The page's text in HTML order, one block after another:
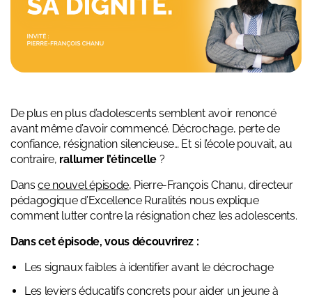
De plus en plus d’adolescents semblent avoir renoncé
avant même d’avoir commencé. Décrochage, perte de
confiance, résignation silencieuse… Et si l’école pouvait, au
contraire, rallumer l’étincelle ?
Dansce nouvel épisode, Pierre-François Chanu, directeur
pédagogique d’Excellence Ruralités nous explique
comment lutter contre la résignation chez les adolescents.
Dans cet épisode, vous découvrirez :
Les signaux faibles à identifier avant le décrochage
Les leviers éducatifs concrets pour aider un jeune à